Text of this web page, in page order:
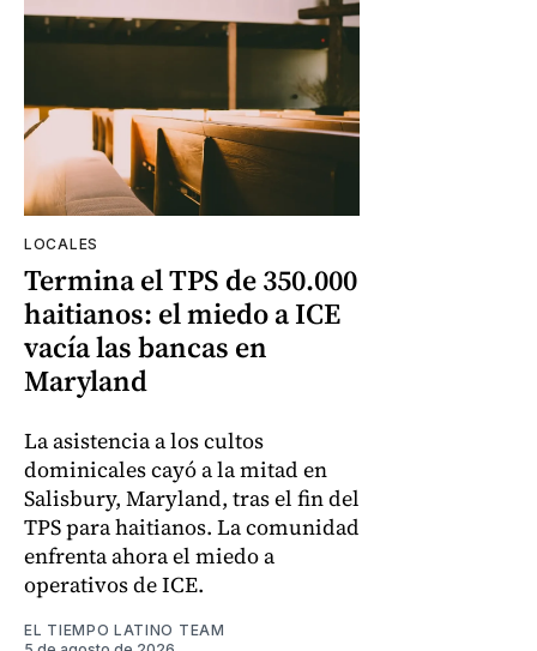
LOCALES
Termina el TPS de 350.000
haitianos: el miedo a ICE
vacía las bancas en
Maryland
La asistencia a los cultos
dominicales cayó a la mitad en
Salisbury, Maryland, tras el fin del
TPS para haitianos. La comunidad
enfrenta ahora el miedo a
operativos de ICE.
EL TIEMPO LATINO TEAM